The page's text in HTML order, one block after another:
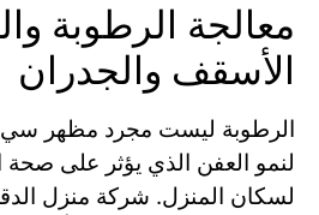
معالجة الرطوبة
الأسقف والجدران
الرطوبة ليست مجرد مظهر
لنمو العفن الذي يؤثر على صحة
لسكان المنزل. شركة منزل الدقة